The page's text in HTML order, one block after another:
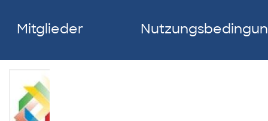
Mitglieder